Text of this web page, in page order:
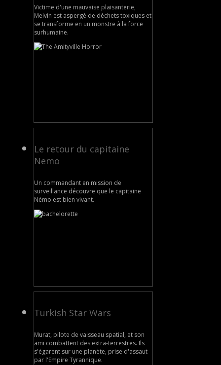
Victime d'une mauvaise plaisanterie,
Melvin est aspergé de déchets toxiques et
se transforme en un monstre à la force
surhumaine.
Le retour du capitaine
Nemo
Un commandant en mission de
surveillance découvre que le capitaine
Némo est bien vivant.
Turkish Star Wars
Murat, pilote de vaisseau spatial, et son
ami combattent des extra-terrestres. Ils
s'égarent sur une planète, prise d'assaut
par l'Empire Tyrannique.